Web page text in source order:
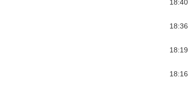
18:40
18:36
18:19
18:16